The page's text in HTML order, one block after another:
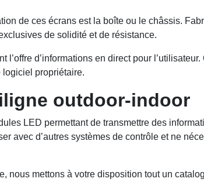
de ces écrans est la boîte ou le châssis.
de solidité et de résistance.
d’informations en direct pour l’utilisateur.
logiciel propriétaire.
outdoor-indoor
LED permettant de transmettre des
avec d’autres systèmes de contrôle et ne
nous mettons à votre disposition tout un